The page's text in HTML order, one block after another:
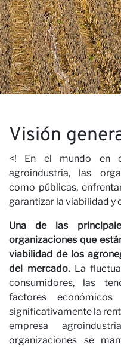
Visión
<! En el mundo en
agroindustria, las
como públicas,
garantizar la viabilidad y
Una de las
organizaciones que
viabilidad de los
del mercado.La
consumidores, las
factores
significativamente la
empresa
organizaciones se
ÚNETE
BOLETÍN
Apellido
Correo electrónico
He leído y acepto la